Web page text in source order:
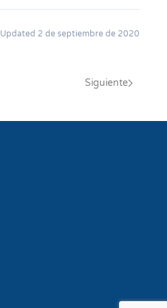
Updated 2 de septiembre de 2020
Siguiente